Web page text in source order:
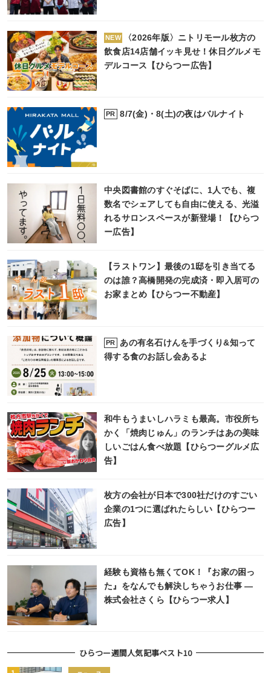
NEW
〈2026年版〉ニトリモール枚方の
飲食店14店舗イッキ見せ！休日グルメモ
デルコース【ひらつー広告】
PR 8/7(金)・8(土)の夜はバルナイト
中央図書館のすぐそばに、1人でも、複
数名でシェアしても自由に使える、光溢
れるサロンスペースが新登場！【ひらつ
ー広告】
【ラストワン】最後の1邸を引き当てる
のは誰？高橋開発の完成済・即入居可の
お家まとめ【ひらつー不動産】
PR
あの有名石けんを手づくり&知って
得する食のお話し会あるよ
和牛もうまいしハラミも最高。市役所ち
かく「焼肉じゅん」のランチはあの美味
しいごはん食べ放題【ひらつーグルメ広
告】
枚方の会社が日本で300社だけのすごい
企業の1つに選ばれたらしい【ひらつー
広告】
経験も資格も無くてOK！『お家の困っ
た』をなんでも解決しちゃうお仕事 ―
株式会社さくら【ひらつー求人】
ひらつー週間人気記事ベスト10